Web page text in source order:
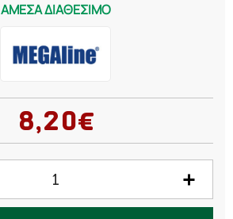
ΑΜΕΣΑ ΔΙΑΘΕΣΙΜΟ
8,20€